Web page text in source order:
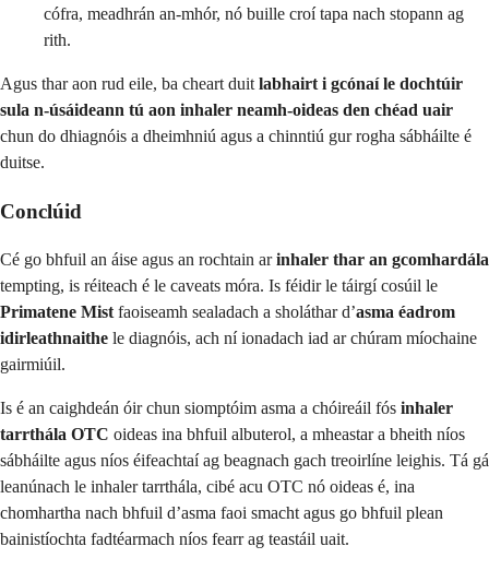
cófra, meadhrán an-mhór, nó buille croí tapa nach stopann ag
rith.
Agus thar aon rud eile, ba cheart duit labhairt i gcónaí le dochtúir
sula n-úsáideann tú aon inhaler neamh-oideas den chéad uair
chun do dhiagnóis a dheimhniú agus a chinntiú gur rogha sábháilte é
duitse.
Conclúid
Cé go bhfuil an áise agus an rochtain arinhaler thar an gcomhardála
tempting, is réiteach é le caveats móra. Is féidir le táirgí cosúil le
Primatene Mist faoiseamh sealadach a sholáthar d’asma éadrom
idirleathnaithe le diagnóis, ach ní ionadach iad ar chúram míochaine
gairmiúil.
Is é an caighdeán óir chun siomptóim asma a chóireáil fós inhaler
tarrthála OTC oideas ina bhfuil albuterol, a mheastar a bheith níos
sábháilte agus níos éifeachtaí ag beagnach gach treoirlíne leighis. Tá gá
leanúnach le inhaler tarrthála, cibé acu OTC nó oideas é, ina
chomhartha nach bhfuil d’asma faoi smacht agus go bhfuil plean
bainistíochta fadtéarmach níos fearr ag teastáil uait.